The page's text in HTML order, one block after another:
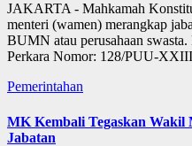
JAKARTA - Mahkamah
menteri (wamen) merangkap
BUMN atau perusahaan
Perkara Nomor: 128/PUU-
Pemerintahan
MK Kembali Tegaskan
Jabatan